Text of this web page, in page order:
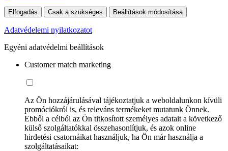
Elfogadás Csak a szükséges Beállítások módosítása
Adatvédelemi nyilatkozatot
Egyéni adatvédelmi beállítások
Customer match marketing
Az Ön hozzájárulásával tájékoztatjuk a weboldalunkon kívüli
promóciókról is, és releváns termékeket mutatunk Önnek.
Ebből a célból az Ön titkosított személyes adatait a következő
külső szolgáltatókkal összehasonlítjuk, és azok online
hirdetési csatornáikat használjuk, ha Ön már használja a
szolgáltatásaikat: